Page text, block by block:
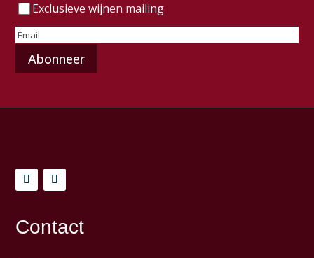
Exclusieve wijnen mailing
E-
mailadres(Vereist)
Contact